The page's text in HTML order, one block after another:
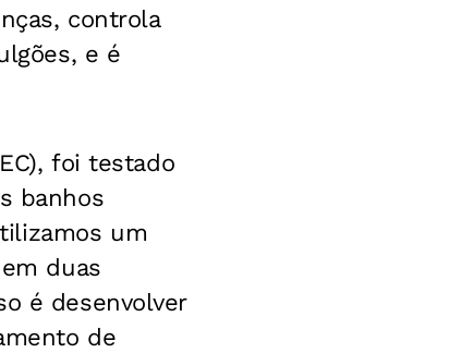
controla
e é
foi testado
banhos
um
duas
é desenvolver
de